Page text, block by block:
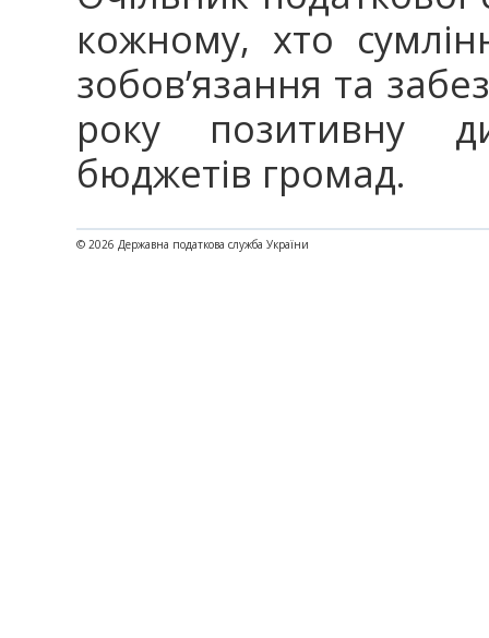
кожному, хто
зобов’язання та
року позитивну
бюджетів громад.
© 2026 Державна податкова служба України